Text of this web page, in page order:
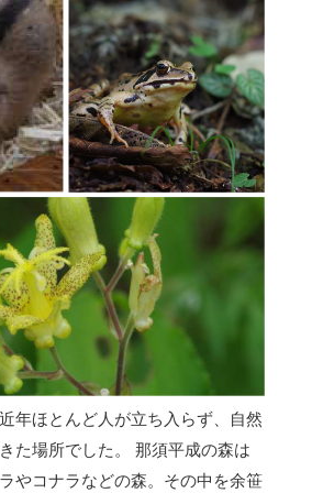
年ほとんど人が立ち入らず、自然
た場所でした。 那須平成の森は
やコナラなどの森。その中を余笹